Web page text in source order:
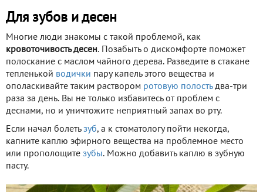
Для зубов и десен
Многие люди знакомы с такой проблемой, как
кровоточивость десен. Позабыть о дискомфорте поможет
полоскание с маслом чайного дерева. Разведите в стакане
тепленькой водички пару капель этого вещества и
ополаскивайте таким раствором ротовую полостьдва-три
раза за день. Вы не только избавитесь от проблем с
деснами, но и уничтожите неприятный запах во рту.
Если начал болеть зуб, а к стоматологу пойти некогда,
капните каплю эфирного вещества на проблемное место
или прополощите зубы. Можно добавить каплю в зубную
пасту.